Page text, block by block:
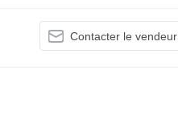
Contacter le vendeur